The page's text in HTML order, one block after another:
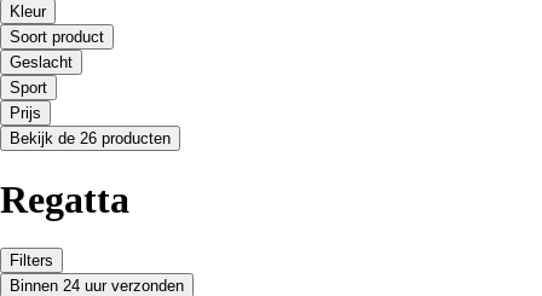
Kleur
Soort product
Geslacht
Sport
Prijs
Bekijk de 26 producten
Regatta
Filters
Binnen 24 uur verzonden